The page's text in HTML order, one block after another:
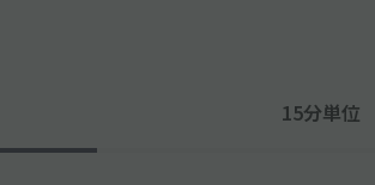
15分単位